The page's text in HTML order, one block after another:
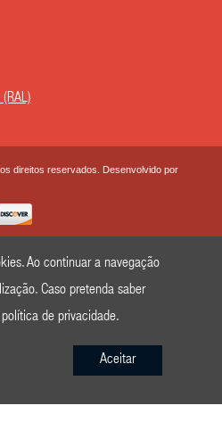
direitos reservados. Desenvolvido por
Ao continuar a navegação
Caso pretenda saber
política de privacidade.
Aceitar